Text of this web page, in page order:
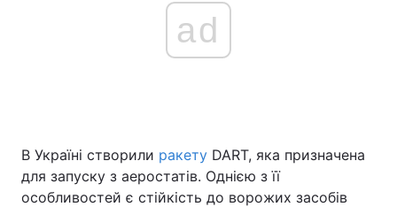
ad
В Україні створили ракету DART, яка призначена
для запуску з аеростатів. Однією з її
особливостей є стійкість до ворожих засобів